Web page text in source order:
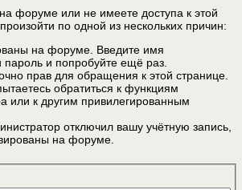
форуме или не имеете доступа к этой
по одной из нескольких причин:
на форуме. Введите имя
пароль и попробуйте ещё раз.
прав для обращения к этой странице.
обратиться к функциям
или к другим привилегированным
отключил вашу учётную запись,
на форуме.